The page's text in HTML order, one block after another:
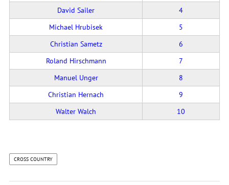
David Sailer
4
Michael Hrubisek
5
Christian Sametz
6
Roland Hirschmann
7
Manuel Unger
8
Christian Hernach
9
Walter Walch
10
CROSS COUNTRY